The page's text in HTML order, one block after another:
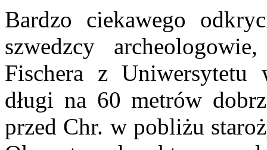
Bardzo ciekawego
szwedzcy
Fischera z
długi na 60 metrów
przed Chr. w pobliżu